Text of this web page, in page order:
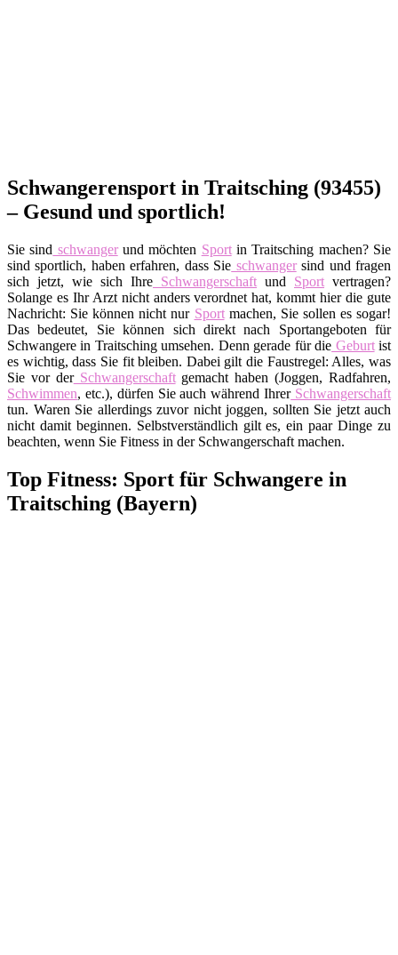
Schwangerensport in Traitsching (93455)
– Gesund und sportlich!
Sie sind schwangerund möchten Sportin Traitsching machen? Sie
sind sportlich, haben erfahren, dass Sie schwangersind und fragen
sich jetzt, wie sich Ihre Schwangerschaft und Sport vertragen?
Solange es Ihr Arzt nicht anders verordnet hat, kommt hier die gute
Nachricht: Sie können nicht nur Sportmachen, Sie sollen es sogar!
Das bedeutet, Sie können sich direkt nach Sportangeboten für
Schwangere in Traitsching umsehen. Denn gerade für die Geburtist
es wichtig, dass Sie fit bleiben. Dabei gilt die Faustregel: Alles, was
Sie vor derSchwangerschaftgemacht haben (Joggen, Radfahren,
Schwimmen, etc.), dürfen Sie auch während IhrerSchwangerschaft
tun. Waren Sie allerdings zuvor nicht joggen, sollten Sie jetzt auch
nicht damit beginnen. Selbstverständlich gilt es, ein paar Dinge zu
beachten, wenn Sie Fitness in der Schwangerschaft machen.
Top Fitness: Sport für Schwangere in
Traitsching (Bayern)